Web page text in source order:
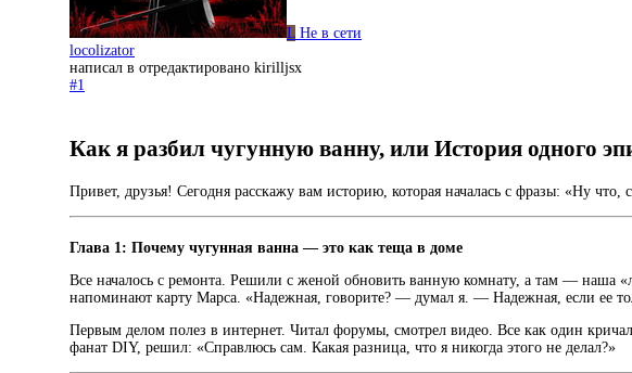
L Не в сети
locolizator
написал в отредактировано kirilljsx
#1
Как я разбил чугунную ванну, или История одного
Привет, друзья! Сегодня расскажу вам историю, которая началась с фразы: «Ну
Глава 1: Почему чугунная ванна — это как теща в доме
Все началось с ремонта. Решили с женой обновить ванную комнату, а там — наша
напоминают карту Марса. «Надежная, говорите? — думал я. — Надежная, если ее
Первым делом полез в интернет. Читал форумы, смотрел видео. Все как один
фанат DIY, решил: «Справлюсь сам. Какая разница, что я никогда этого не делал?»